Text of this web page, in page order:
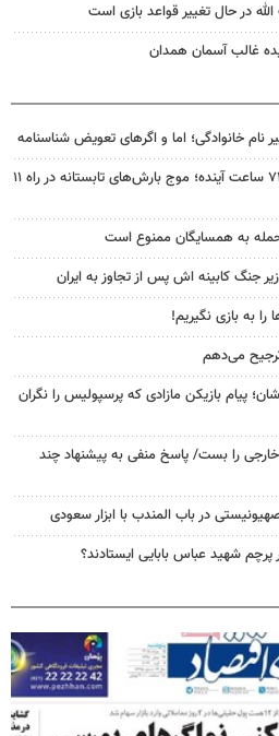
در حال تغییر قواعد بازی است
غالب آسمان همدان
نام خانوادگی؛ اما و اگرهای تعویض شناسنامه
وضعیت جوی کشور در ۷۲ ساعت آینده؛ موج بارش‌های تابستانه در راه ۱۱
حمله به همسایگان ممنوع است
جنگ کابینه اش پس از تجاوز به ایران
را به بازی نگیریم!
ترجیح می‌دهم
پیام بازیکن مازادی که پرسپولیس را نگران
را بست/ پاسخ منفی به پیشنهاد چند
در باب المندب با ابزار سعودی
شهید عباس بابایی ایستادند؟